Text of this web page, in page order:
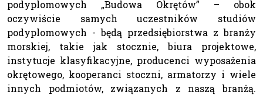
podyplomowych „Budowa Okrętów” – obok
oczywiście samych uczestników studiów
podyplomowych - będą przedsiębiorstwa z branży
morskiej, takie jak stocznie, biura projektowe,
instytucje klasyfikacyjne, producenci wyposażenia
okrętowego, kooperanci stoczni, armatorzy i wiele
innych podmiotów, związanych z naszą branżą.